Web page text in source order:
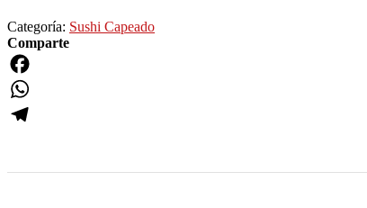
Categoría: Sushi Capeado
Comparte
Facebook
WhatsApp